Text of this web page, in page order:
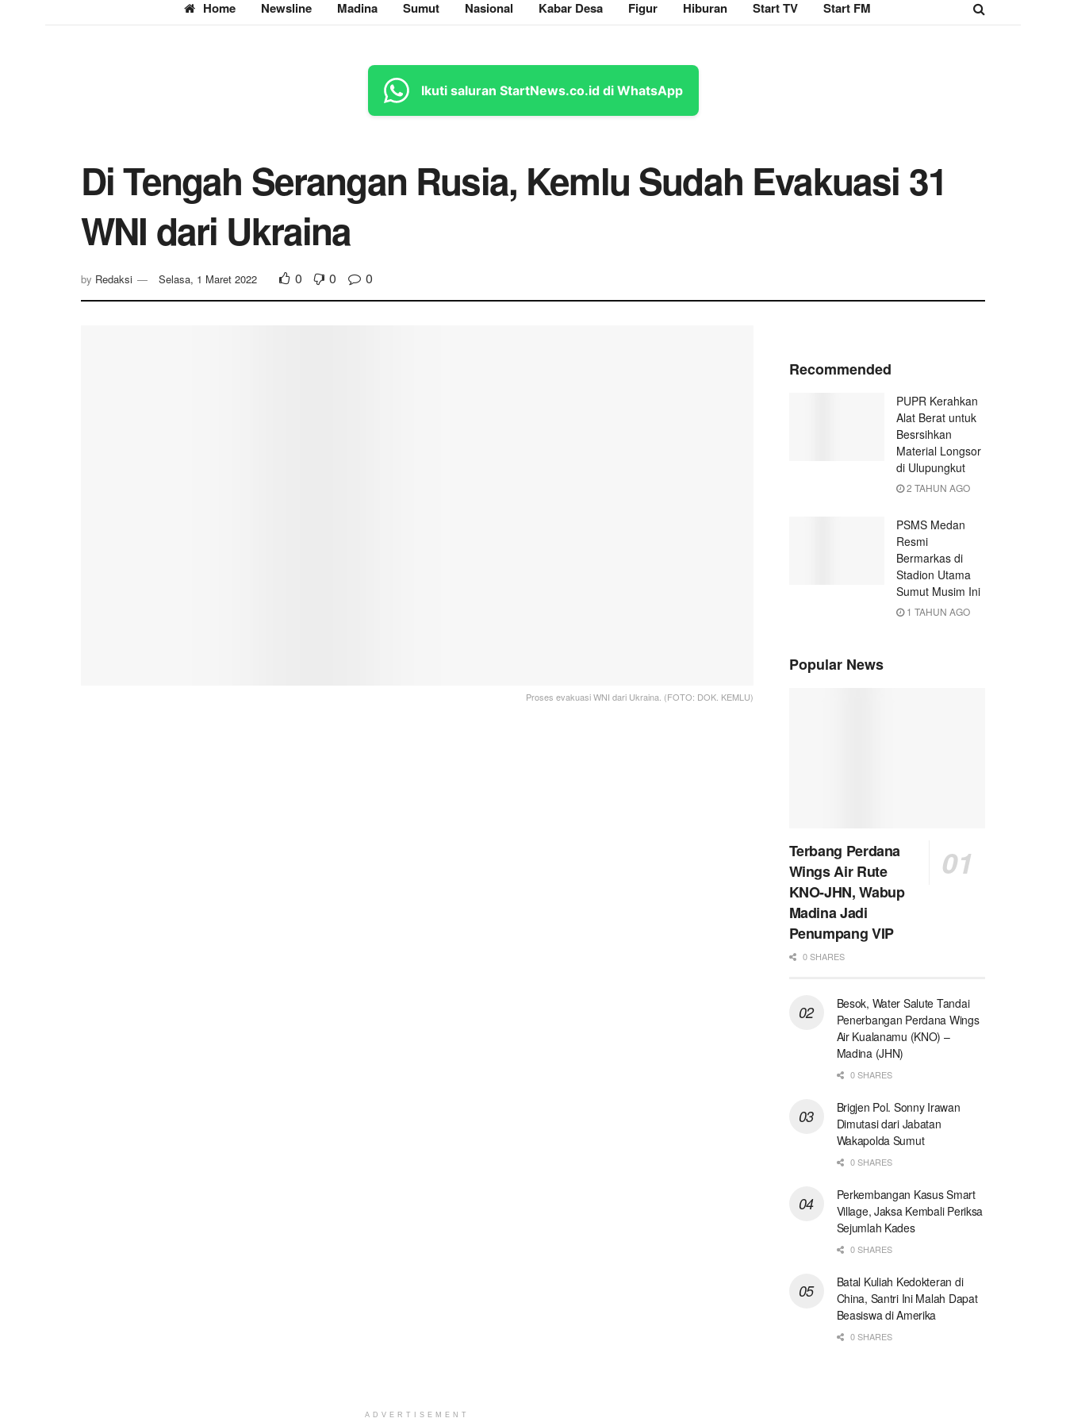
Home Newsline Madina Sumut Nasional Kabar Desa Figur Hiburan Start TV Start FM
Ikuti saluran StartNews.co.id di WhatsApp
Di Tengah Serangan Rusia, Kemlu Sudah Evakuasi 31
WNI dari Ukraina
by Redaksi Selasa, 1 Maret 2022 0 0 0
Proses evakuasi WNI dari Ukraina. (FOTO: DOK. KEMLU)
ADVERTISEMENT
Recommended
PUPR Kerahkan
Alat Berat untuk
Besrsihkan
Material Longsor
di Ulupungkut
2 TAHUN AGO
PSMS Medan
Resmi
Bermarkas di
Stadion Utama
Sumut Musim Ini
1 TAHUN AGO
Popular News
Terbang Perdana
Wings Air Rute
KNO-JHN, Wabup
Madina Jadi
Penumpang VIP
0 SHARES
Besok, Water Salute Tandai
Penerbangan Perdana Wings
Air Kualanamu (KNO) –
Madina (JHN)
0 SHARES
Brigjen Pol. Sonny Irawan
Dimutasi dari Jabatan
Wakapolda Sumut
0 SHARES
Perkembangan Kasus Smart
Village, Jaksa Kembali Periksa
Sejumlah Kades
0 SHARES
Batal Kuliah Kedokteran di
China, Santri Ini Malah Dapat
Beasiswa di Amerika
0 SHARES